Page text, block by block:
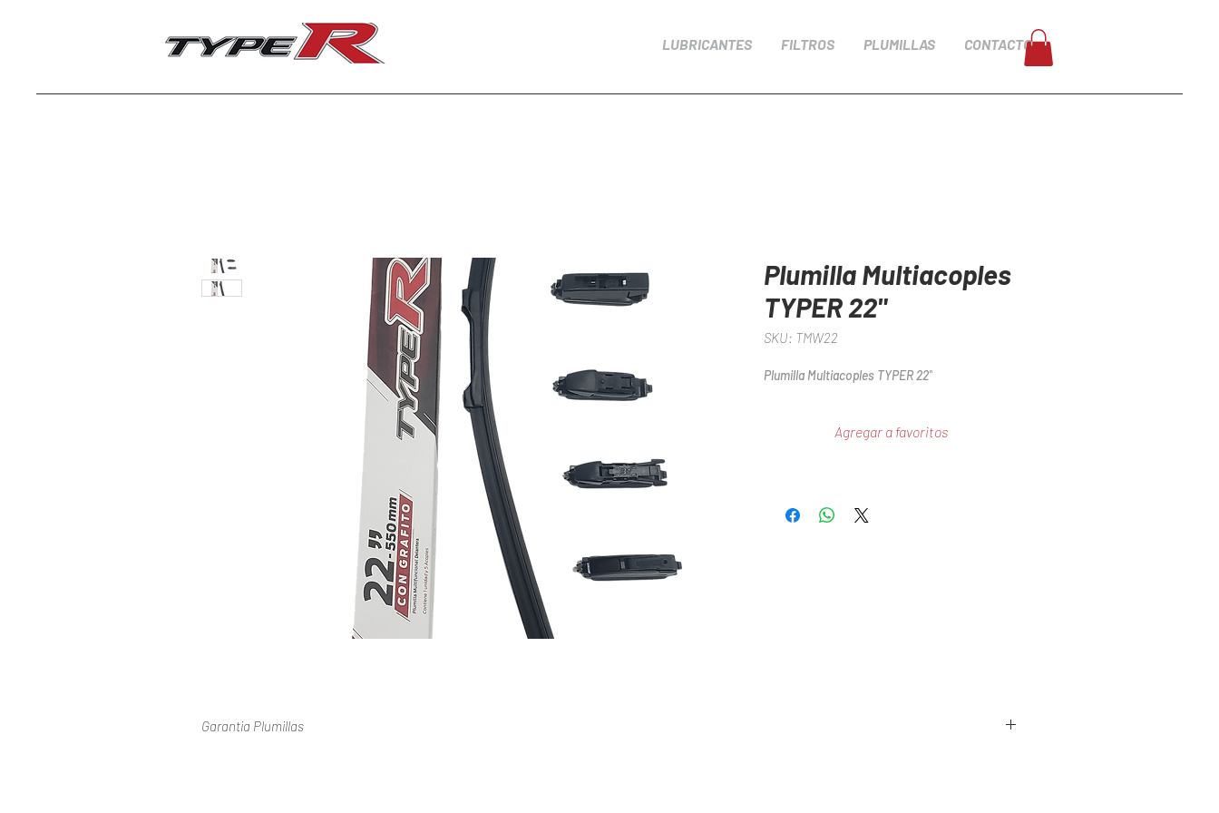
LUBRICANTES FILTROS PLUMILLAS CONTACTO
Plumilla Multiacoples
TYPER 22"
SKU: TMW22
Plumilla Multiacoples TYPER 22"
Agregar a favoritos
Garantia Plumillas